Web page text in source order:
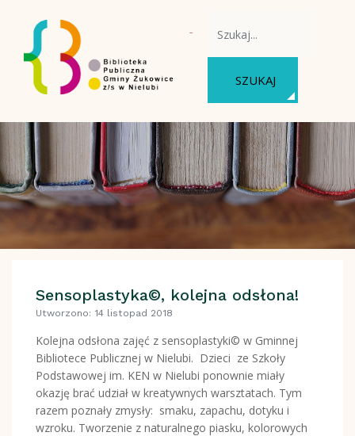
SZUKAJ
Sensoplastyka©, kolejna odsłona!
Utworzono: 14 listopad 2018
Kolejna odsłona zajęć z sensoplastyki© w Gminnej
Bibliotece Publicznej w Nielubi. Dzieci ze Szkoły
Podstawowej im. KEN w Nielubi ponownie miały
okazję brać udział w kreatywnych warsztatach. Tym
razem poznały zmysły: smaku, zapachu, dotyku i
wzroku. Tworzenie z naturalnego piasku, kolorowych